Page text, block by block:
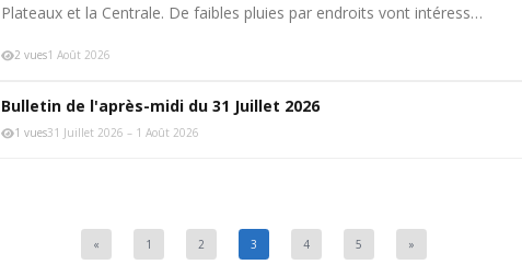
Plateaux et la Centrale. De faibles pluies par endroits vont intéress…
2 vues1 Août 2026
Bulletin de l'après-midi du 31 Juillet 2026
1 vues31 Juillet 2026 – 1 Août 2026
« 1 2 3 4 5 »